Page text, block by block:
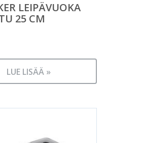
LEIPÄVUOKA
25 CM
LUE LISÄÄ »